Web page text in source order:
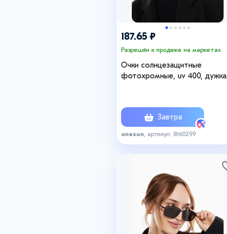
187.65 ₽
Разрешён к продаже на маркетах
Очки солнцезащитные
фотохромные, uv 400, дужка
Завтра
onesun , артикул: 8160299